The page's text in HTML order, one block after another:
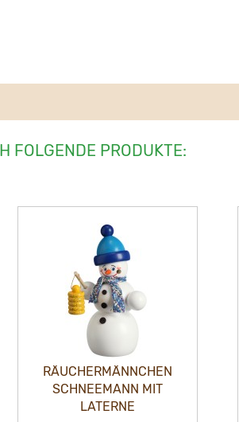
FOLGENDE PRODUKTE:
RÄUCHERMÄNNCHEN
SCHNEEMANN MIT
LATERNE